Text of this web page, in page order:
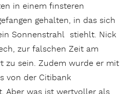
in einem finsteren
gehalten, in das sich
Sonnenstrahl stiehlt. Nick
zur falschen Zeit am
zu sein. Zudem wurde er mit
von der Citibank